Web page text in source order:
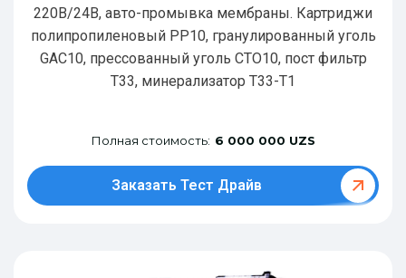
220В/24В, авто-промывка мембраны. Картриджи
полипропиленовый РР10, гранулированный уголь
GAC10, прессованный уголь CTO10, пост фильтр
T33, минерализатор Т33-Т1
Полная стоимость: 6 000 000 UZS
Заказать Тест Драйв